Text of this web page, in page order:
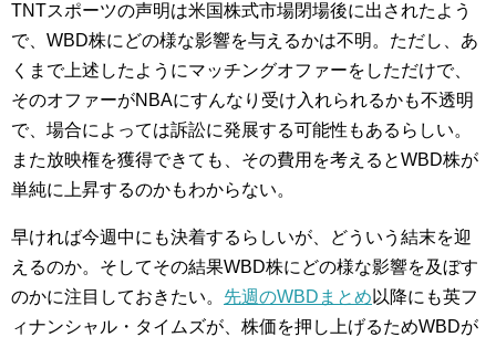
TNTスポーツの声明は米国株式市場閉場後に出されたよう
で、WBD株にどの様な影響を与えるかは不明。ただし、あ
くまで上述したようにマッチングオファーをしただけで、
そのオファーがNBAにすんなり受け入れられるかも不透明
で、場合によっては訴訟に発展する可能性もあるらしい。
また放映権を獲得できても、その費用を考えるとWBD株が
単純に上昇するのかもわからない。
早ければ今週中にも決着するらしいが、どういう結末を迎
えるのか。そしてその結果WBD株にどの様な影響を及ぼす
のかに注目しておきたい。 先週のWBDまとめ 以降にも英フ
ィナンシャル・タイムズが、株価を押し上げるためWBDが